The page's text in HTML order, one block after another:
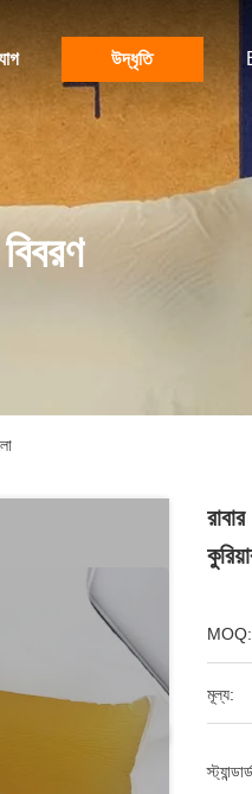
উদ্ধৃতি
MOQ:
মূল্য: